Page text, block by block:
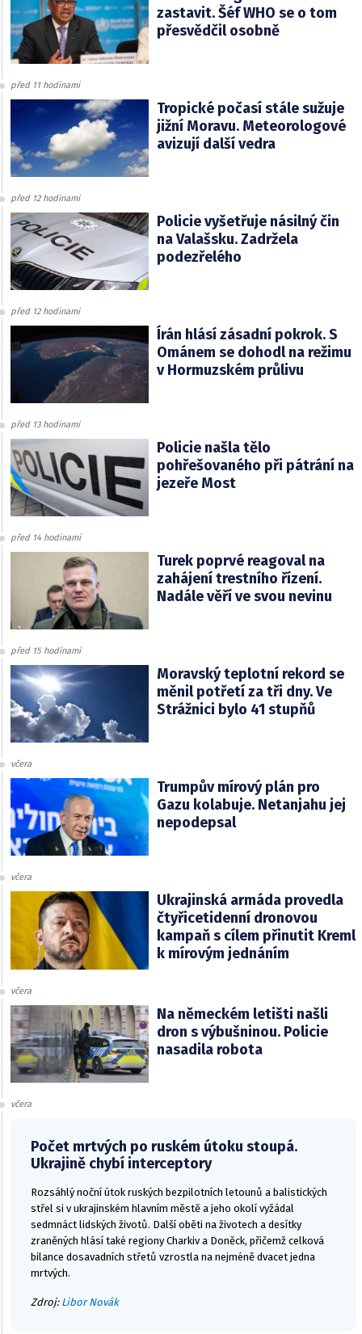
zastavit. Šéf WHO se o tom
přesvědčil osobně
před 11 hodinami
Tropické počasí stále sužuje
jižní Moravu. Meteorologové
avizují další vedra
před 12 hodinami
Policie vyšetřuje násilný čin
na Valašsku. Zadržela
podezřelého
před 12 hodinami
Írán hlásí zásadní pokrok. S
Ománem se dohodl na režimu
v Hormuzském průlivu
před 13 hodinami
Policie našla tělo
pohřešovaného při pátrání na
jezeře Most
před 14 hodinami
Turek poprvé reagoval na
zahájení trestního řízení.
Nadále věří ve svou nevinu
před 15 hodinami
Moravský teplotní rekord se
měnil potřetí za tři dny. Ve
Strážnici bylo 41 stupňů
včera
Trumpův mírový plán pro
Gazu kolabuje. Netanjahu jej
nepodepsal
včera
Ukrajinská armáda provedla
čtyřicetidenní dronovou
kampaň s cílem přinutit Kreml
k mírovým jednáním
včera
Na německém letišti našli
dron s výbušninou. Policie
nasadila robota
včera
Počet mrtvých po ruském útoku stoupá.
Ukrajině chybí interceptory
Rozsáhlý noční útok ruských bezpilotních letounů a balistických
střel si v ukrajinském hlavním městě a jeho okolí vyžádal
sedmnáct lidských životů. Další oběti na životech a desítky
zraněných hlásí také regiony Charkiv a Doněck, přičemž celková
bilance dosavadních střetů vzrostla na nejméně dvacet jedna
mrtvých.
Zdroj: Libor Novák